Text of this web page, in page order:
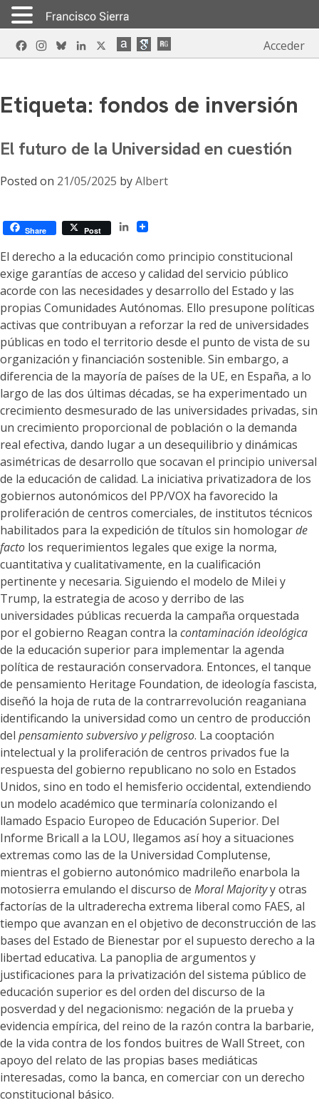
Skip
to
FacebookInstagram
BlueskyLinkedIn Acceder
Etiqueta: fondos de inversión
El futuro de la Universidad en cuestión
Posted on 21/05/2025 byAlbert
Share Post
LinkedIn
El derecho a la educación como principio constitucional
exige garantías de acceso y calidad del servicio público
acorde con las necesidades y desarrollo del Estado y las
propias Comunidades Autónomas. Ello presupone políticas
activas que contribuyan a reforzar la red de universidades
públicas en todo el territorio desde el punto de vista de su
organización y financiación sostenible. Sin embargo, a
diferencia de la mayoría de países de la UE, en España, a lo
largo de las dos últimas décadas, se ha experimentado un
crecimiento desmesurado de las universidades privadas, sin
un crecimiento proporcional de población o la demanda
real efectiva, dando lugar a un desequilibrio y dinámicas
asimétricas de desarrollo que socavan el principio universal
de la educación de calidad. La iniciativa privatizadora de los
gobiernos autonómicos del PP/VOX ha favorecido la
proliferación de centros comerciales, de institutos técnicos
habilitados para la expedición de títulos sin homologarde
facto los requerimientos legales que exige la norma,
cuantitativa y cualitativamente, en la cualificación
pertinente y necesaria. Siguiendo el modelo de Milei y
Trump, la estrategia de acoso y derribo de las
universidades públicas recuerda la campaña orquestada
por el gobierno Reagan contra la contaminación ideológica
de la educación superior para implementar la agenda
política de restauración conservadora. Entonces, el tanque
de pensamiento Heritage Foundation, de ideología fascista,
diseñó la hoja de ruta de la contrarrevolución reaganiana
identificando la universidad como un centro de producción
del pensamiento subversivo y peligroso. La cooptación
intelectual y la proliferación de centros privados fue la
respuesta del gobierno republicano no solo en Estados
Unidos, sino en todo el hemisferio occidental, extendiendo
un modelo académico que terminaría colonizando el
llamado Espacio Europeo de Educación Superior. Del
Informe Bricall a la LOU, llegamos así hoy a situaciones
extremas como las de la Universidad Complutense,
mientras el gobierno autonómico madrileño enarbola la
motosierra emulando el discurso de Moral Majorityy otras
factorías de la ultraderecha extrema liberal como FAES, al
tiempo que avanzan en el objetivo de deconstrucción de las
bases del Estado de Bienestar por el supuesto derecho a la
libertad educativa. La panoplia de argumentos y
justificaciones para la privatización del sistema público de
educación superior es del orden del discurso de la
posverdad y del negacionismo: negación de la prueba y
evidencia empírica, del reino de la razón contra la barbarie,
de la vida contra de los fondos buitres de Wall Street, con
apoyo del relato de las propias bases mediáticas
interesadas, como la banca, en comerciar con un derecho
constitucional básico.